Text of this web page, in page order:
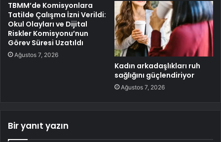
TBMM’de Komisyonlara
Tatilde Çalışma İzni Verildi:
Okul Olayları ve Dijital
Riskler Komisyonu’nun
Görev Süresi Uzatıldı
Ağustos 7, 2026
Kadın arkadaşlıkları ruh
sağlığını güçlendiriyor
Ağustos 7, 2026
Bir yanıt yazın